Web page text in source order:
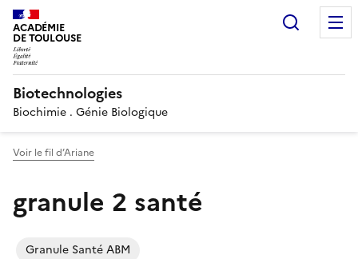
ACADÉMIE
DE TOULOUSE
Biotechnologies
Biochimie . Génie Biologique
Voir le fil d’Ariane
granule 2 santé
Granule Santé ABM